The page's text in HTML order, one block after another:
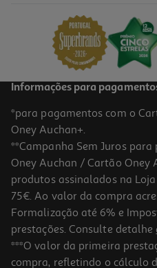
12,99 €
Roca Unicórnio Baby Clementoni
7.99 €/un
Informações para
*para pagamentos com o
Oney Auchan+.
**Campanha Sem Juros
Oney Auchan / Cartão Oney
produtos assinalados na
75€. Ao valor da compra
Formalização até 6% e
prestações. Consulte detalhe
***O valor da primeira
compra, refletindo o cálculo